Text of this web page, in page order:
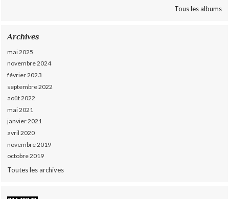
Tous les albums
Archives
mai 2025
novembre 2024
février 2023
septembre 2022
août 2022
mai 2021
janvier 2021
avril 2020
novembre 2019
octobre 2019
Toutes les archives